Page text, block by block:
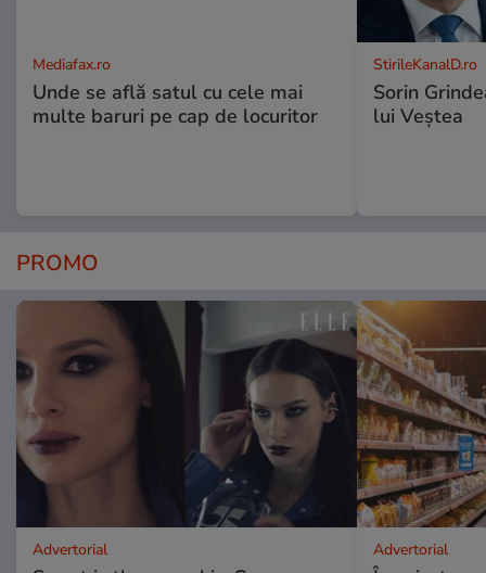
Mediafax.ro
Unde se află satul cu cele mai
multe baruri pe cap de locuritor
StirileKanalD.ro
Sorin
lui Veștea
PROMO
Advertorial Advertorial